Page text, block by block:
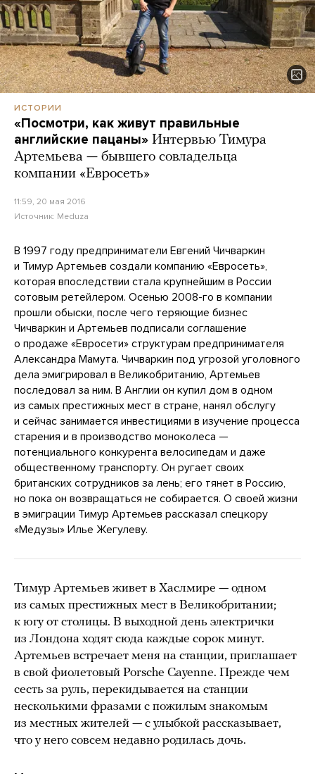
ИСТОРИИ
«Посмотри, как живут правильные
английские пацаны» Интервью Тимура
Артемьева — бывшего совладельца
компании «Евросеть»
11:59, 20 мая 2016
Источник: Meduza
В 1997 году предприниматели Евгений Чичваркин
и Тимур Артемьев создали компанию «Евросеть»,
которая впоследствии стала крупнейшим в России
сотовым ретейлером. Осенью 2008-го в компании
прошли обыски, после чего теряющие бизнес
Чичваркин и Артемьев подписали соглашение
о продаже «Евросети» структурам предпринимателя
Александра Мамута. Чичваркин под угрозой уголовного
дела эмигрировал в Великобританию, Артемьев
последовал за ним. В Англии он купил дом в одном
из самых престижных мест в стране, нанял обслугу
и сейчас занимается инвестициями в изучение процесса
старения и в производство моноколеса —
потенциального конкурента велосипедам и даже
общественному транспорту. Он ругает своих
британских сотрудников за лень; его тянет в Россию,
но пока он возвращаться не собирается. О своей жизни
в эмиграции Тимур Артемьев рассказал спецкору
«Медузы» Илье Жегулеву.
Тимур Артемьев живет в Хаслмире — одном
из самых престижных мест в Великобритании;
к югу от столицы. В выходной день электрички
из Лондона ходят сюда каждые сорок минут.
Артемьев встречает меня на станции, приглашает
в свой фиолетовый Porsche Cayenne. Прежде чем
сесть за руль, перекидывается на станции
несколькими фразами с пожилым знакомым
из местных жителей — с улыбкой рассказывает,
что у него совсем недавно родилась дочь.